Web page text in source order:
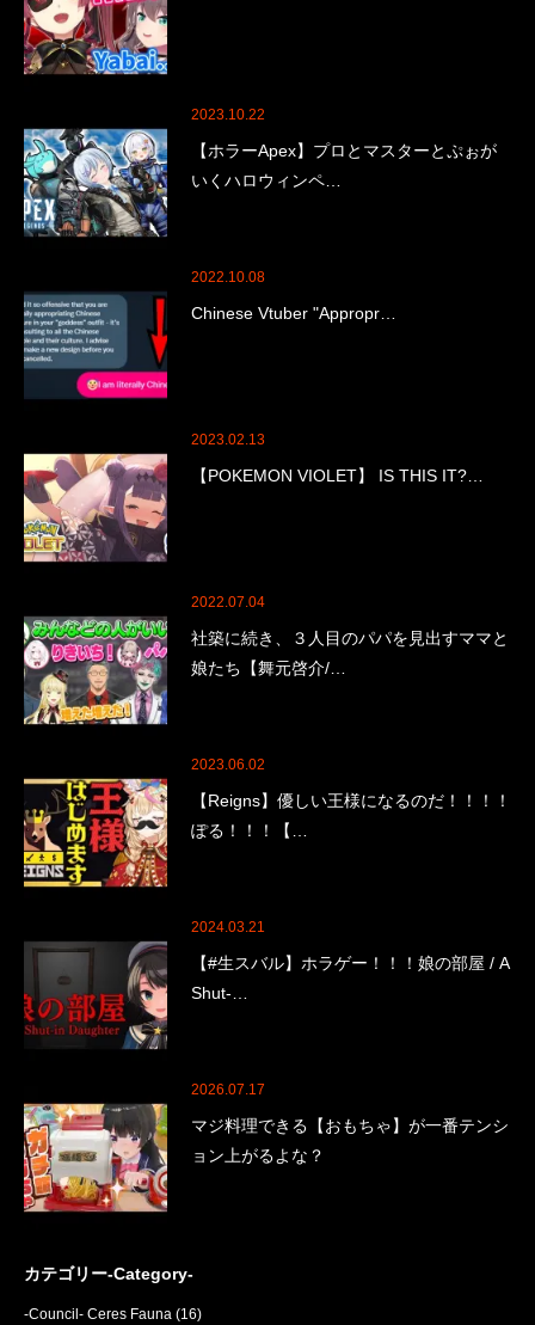
2023.10.22
【ホラーApex】プロとマスターとぷぉが
いくハロウィンペ…
2022.10.08
Chinese Vtuber "Appropr…
2023.02.13
【POKEMON VIOLET】 IS THIS IT?…
2022.07.04
社築に続き、３人目のパパを見出すママと
娘たち【舞元啓介/…
2023.06.02
【Reigns】優しい王様になるのだ！！！！
ぽる！！！【…
2024.03.21
【#生スバル】ホラゲー！！！娘の部屋 / A
Shut-…
2026.07.17
マジ料理できる【おもちゃ】が一番テンシ
ョン上がるよな？
カテゴリー-Category-
-Council- Ceres Fauna (16)